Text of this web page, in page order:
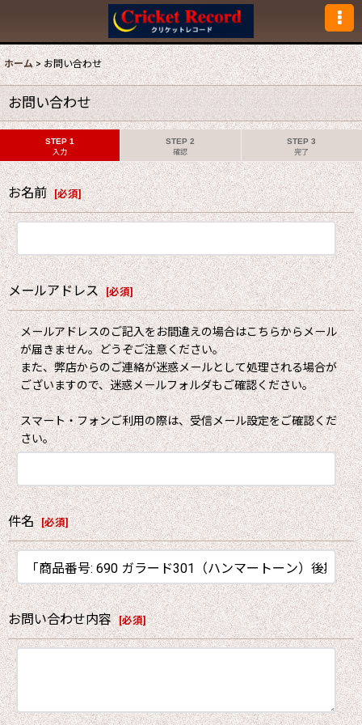
ホーム > お問い合わせ
お問い合わせ
STEP 1
入力
STEP 2
確認
STEP 3
完了
お名前 [必須]
メールアドレス [必須]
メールアドレスのご記入をお間違えの場合はこちらからメール
が届きません。どうぞご注意ください。
また、弊店からのご連絡が迷惑メールとして処理される場合が
ございますので、迷惑メールフォルダもご確認ください。
スマート・フォンご利用の際は、受信メール設定をご確認くだ
さい。
件名 [必須]
お問い合わせ内容 [必須]